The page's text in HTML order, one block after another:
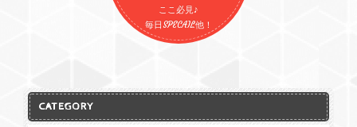
ここ必見♪
毎日SPECAIL他！
CATEGORY